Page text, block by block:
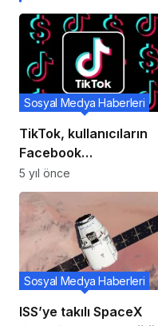
TikTok, kullanıcıların
Facebook
arkadaşlarını
senkronize etmelerini
sağlayan bir özellik
sunarak kullanıcılarını
büyütmek istiyor.
Sosyal Medya Haberleri
5 yıl önce
ISS’ye takılı SpaceX
Sosyal Medya Haberleri